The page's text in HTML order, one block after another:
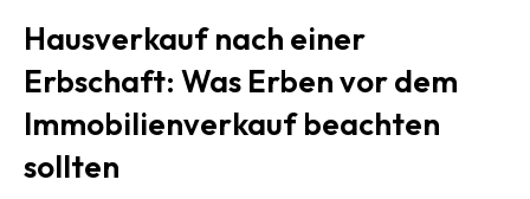
Hausverkauf nach einer
Erbschaft: Was Erben vor dem
Immobilienverkauf beachten
sollten